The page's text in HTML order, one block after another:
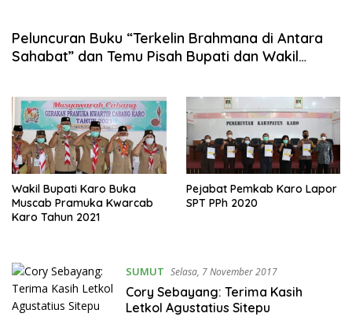
Peluncuran Buku “Terkelin Brahmana di Antara
Sahabat” dan Temu Pisah Bupati dan Wakil
Wakil Bupati Karo Buka
Muscab Pramuka Kwarcab
Karo Tahun 2021
Pejabat Pemkab Karo Lapor
SPT PPh 2020
SUMUT Selasa, 7 November 2017
Cory Sebayang: Terima Kasih
Letkol Agustatius Sitepu